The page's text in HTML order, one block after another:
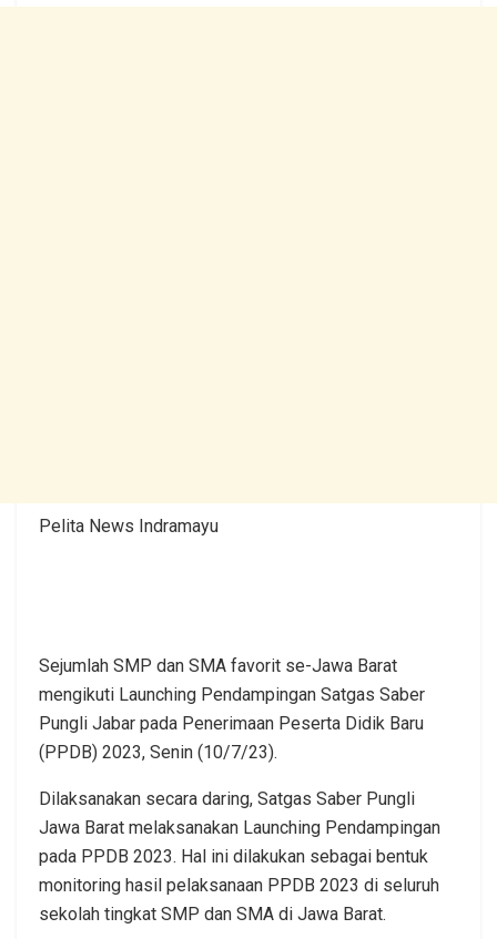
Pelita News Indramayu
Sejumlah SMP dan SMA favorit se-Jawa Barat
mengikuti Launching Pendampingan Satgas Saber
Pungli Jabar pada Penerimaan Peserta Didik Baru
(PPDB) 2023, Senin (10/7/23).
Dilaksanakan secara daring, Satgas Saber Pungli
Jawa Barat melaksanakan Launching Pendampingan
pada PPDB 2023. Hal ini dilakukan sebagai bentuk
monitoring hasil pelaksanaan PPDB 2023 di seluruh
sekolah tingkat SMP dan SMA di Jawa Barat.